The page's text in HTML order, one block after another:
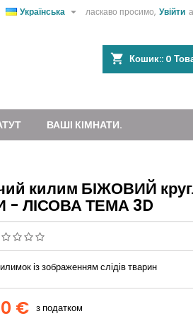
ласкаво просимо, Увійти
Українська 
shopping_cart Кошик:: 0
ВАШІ КІМНАТИ.
килим БІЖОВИЙ
- ЛІСОВА ТЕМА 3D
із зображенням слідів тварин
€ з податком